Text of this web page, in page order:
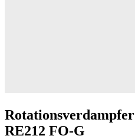
Rotationsverdampfer
RE212 FO-G